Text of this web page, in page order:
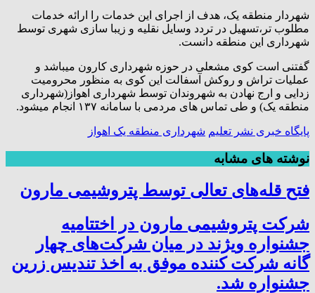
شهردار منطقه یک، هدف از اجرای این خدمات را ارائه خدمات
مطلوب تر،تسهیل در تردد وسایل نقلیه و زیبا سازی شهری توسط
شهرداری این منطقه دانست.
گفتنی است کوی مشعلی در حوزه شهرداری کارون میباشد و
عملیات تراش و روکش آسفالت این کوی به منظور محرومیت
زدایی و ارج نهادن به شهروندان توسط شهرداری اهواز(شهرداری
منطقه یک) و طی تماس های مردمی با سامانه ۱۳۷ انجام میشود.
پایگاه خبری نشر تعلیم شهرداری منطقه یک اهواز
نوشته های مشابه
فتح‌ قله‌های تعالی توسط پتروشیمی مارون
شرکت پتروشیمی مارون در اختتامیه
جشنواره ویژند در میان شرکت‌های چهار
گانه شرکت کننده موفق به اخذ تندیس زرین
جشنواره شد.